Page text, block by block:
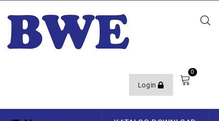
Login
0